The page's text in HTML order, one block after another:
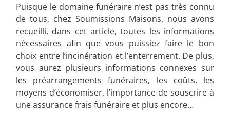
Puisque le domaine funéraire n’est pas très connu
de tous, chez Soumissions Maisons, nous avons
recueilli, dans cet article, toutes les informations
nécessaires afin que vous puissiez faire le bon
choix entre l’incinération et l’enterrement. De plus,
vous aurez plusieurs informations connexes sur
les préarrangements funéraires, les coûts, les
moyens d’économiser, l’importance de souscrire à
une assurance frais funéraire et plus encore…